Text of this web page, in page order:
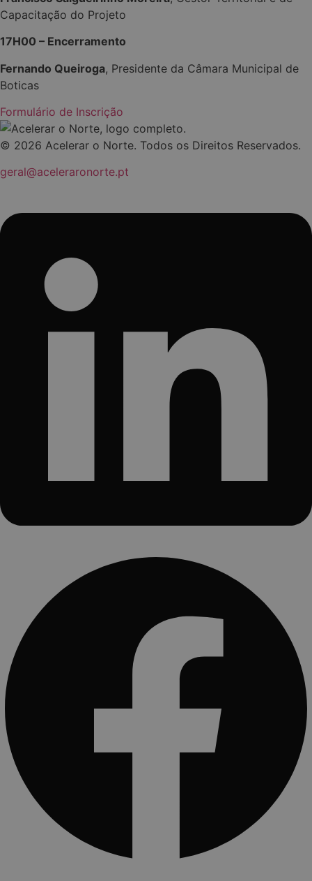
Capacitação do Projeto
17H00 – Encerramento
Fernando Queiroga, Presidente da Câmara Municipal de
Boticas
Formulário de Inscrição
© 2026 Acelerar o Norte. Todos os Direitos Reservados.
geral@aceleraronorte.pt